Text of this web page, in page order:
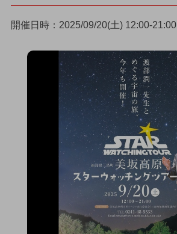
開催日時：2025/09/20(土) 12:00-21:00